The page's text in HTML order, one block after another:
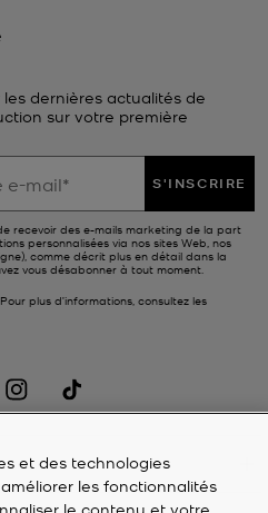
dernières actualités de
sur votre première
S'INSCRIRE
recevoir des e-mails marketing de la part
personnalisées via nos sites Web, nos
comme décrit plus en détail dans la
vous désabonner à tout moment.
plus d’informations, consultez les
et des technologies
les fonctionnalités
le contenu et votre